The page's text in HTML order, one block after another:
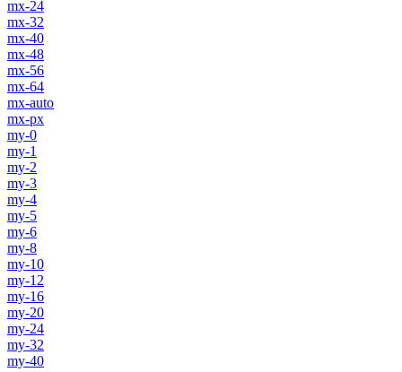
mx-24
mx-32
mx-40
mx-48
mx-56
mx-64
mx-auto
mx-px
my-0
my-1
my-2
my-3
my-4
my-5
my-6
my-8
my-10
my-12
my-16
my-20
my-24
my-32
my-40